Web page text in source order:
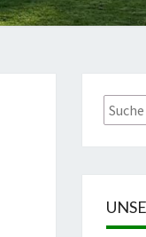
Suche
nach: